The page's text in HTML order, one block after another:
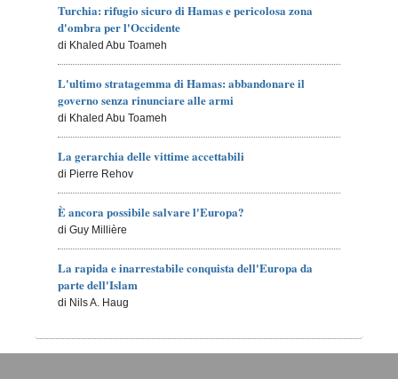
Turchia: rifugio sicuro di Hamas e pericolosa zona
d'ombra per l'Occidente
di Khaled Abu Toameh
L'ultimo stratagemma di Hamas: abbandonare il
governo senza rinunciare alle armi
di Khaled Abu Toameh
La gerarchia delle vittime accettabili
di Pierre Rehov
È ancora possibile salvare l'Europa?
di Guy Millière
La rapida e inarrestabile conquista dell'Europa da
parte dell'Islam
di Nils A. Haug